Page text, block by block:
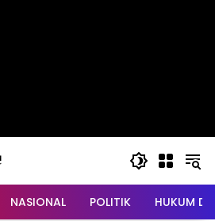
NASIONAL POLITIK HUKUM